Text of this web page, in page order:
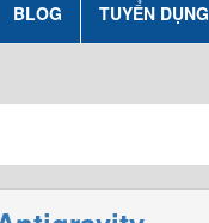
BLOG TUYỂN DỤNG